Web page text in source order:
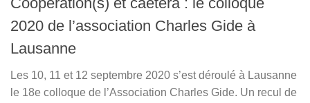
2020 de l’association Charles Gide à
Lausanne
Les 10, 11 et 12 septembre 2020 s’est déroulé à Lausanne
le 18e colloque de l’Association Charles Gide. Un recul de